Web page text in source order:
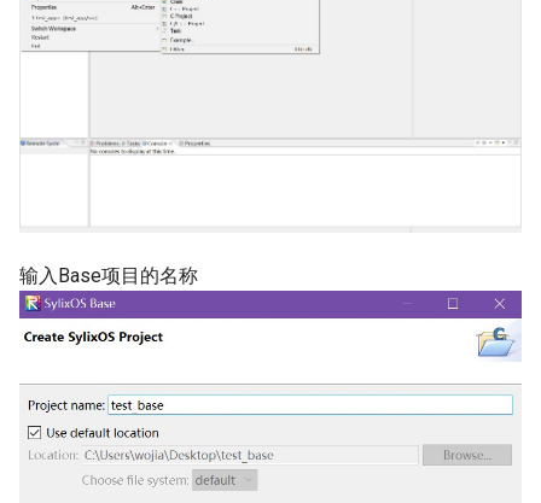
系统初始化
输入Base项目的名称